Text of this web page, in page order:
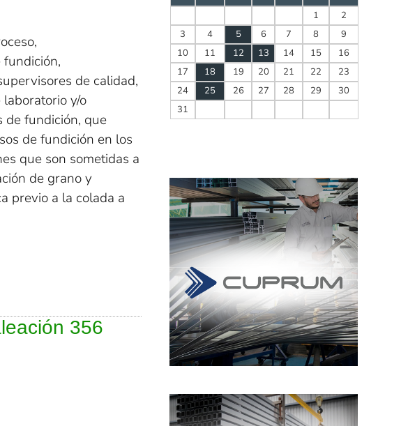
de calidad,
y/o
de fundición, que
de fundición en los
que son sometidas a
de grano y
previo a la colada a
356
1
2
3
4 5 6 7 8
9
10
11 12 13 14 15
16
17
18 19 20 21 22
23
24
25 26 27 28 29
30
31